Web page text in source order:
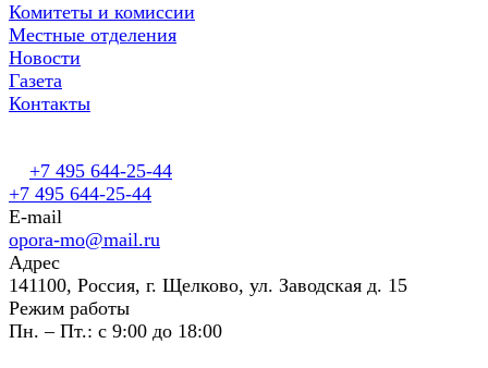
Комитеты и комиссии
Местные отделения
Новости
Газета
Контакты
+7 495 644-25-44
+7 495 644-25-44
E-mail
opora-mo@mail.ru
Адрес
141100, Россия, г. Щелково, ул. Заводская д. 15
Режим работы
Пн. – Пт.: с 9:00 до 18:00